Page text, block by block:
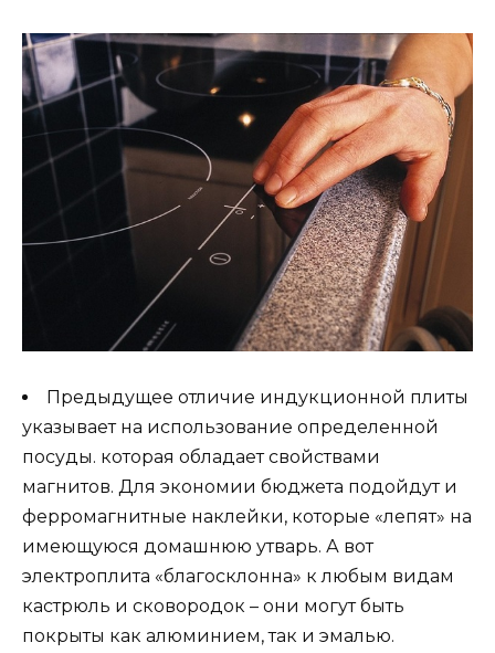
Предыдущее отличие индукционной плиты
указывает на использование определенной
посуды. которая обладает свойствами
магнитов. Для экономии бюджета подойдут и
ферромагнитные наклейки, которые «лепят» на
имеющуюся домашнюю утварь. А вот
электроплита «благосклонна» к любым видам
кастрюль и сковородок – они могут быть
покрыты как алюминием, так и эмалью.